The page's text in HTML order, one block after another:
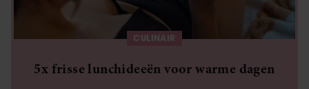
CULINAIR
5x frisse lunchideeën voor warme dagen